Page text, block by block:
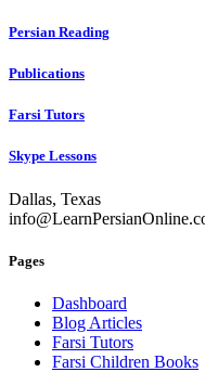
Persian Reading
Publications
Farsi Tutors
Skype Lessons
Dallas, Texas
Pages
Dashboard
Blog Articles
Farsi Tutors
Farsi Children Books